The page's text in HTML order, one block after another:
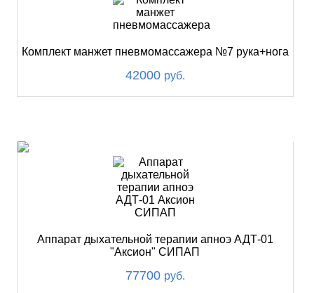
Комплект манжет пневмомассажера №7 рука+нога
42000 руб.
Аппарат дыхательной терапии апноэ АДТ-01
"Аксион" СИПАП
77700 руб.